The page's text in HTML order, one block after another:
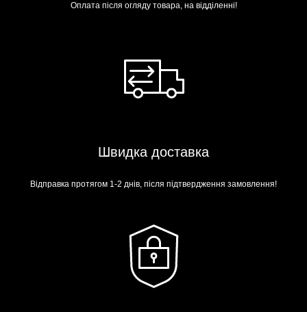
Оплата після огляду товара, на відділенні!
Швидка доставка
Відправка протягом 1-2 днів, після підтвердження замовлення!